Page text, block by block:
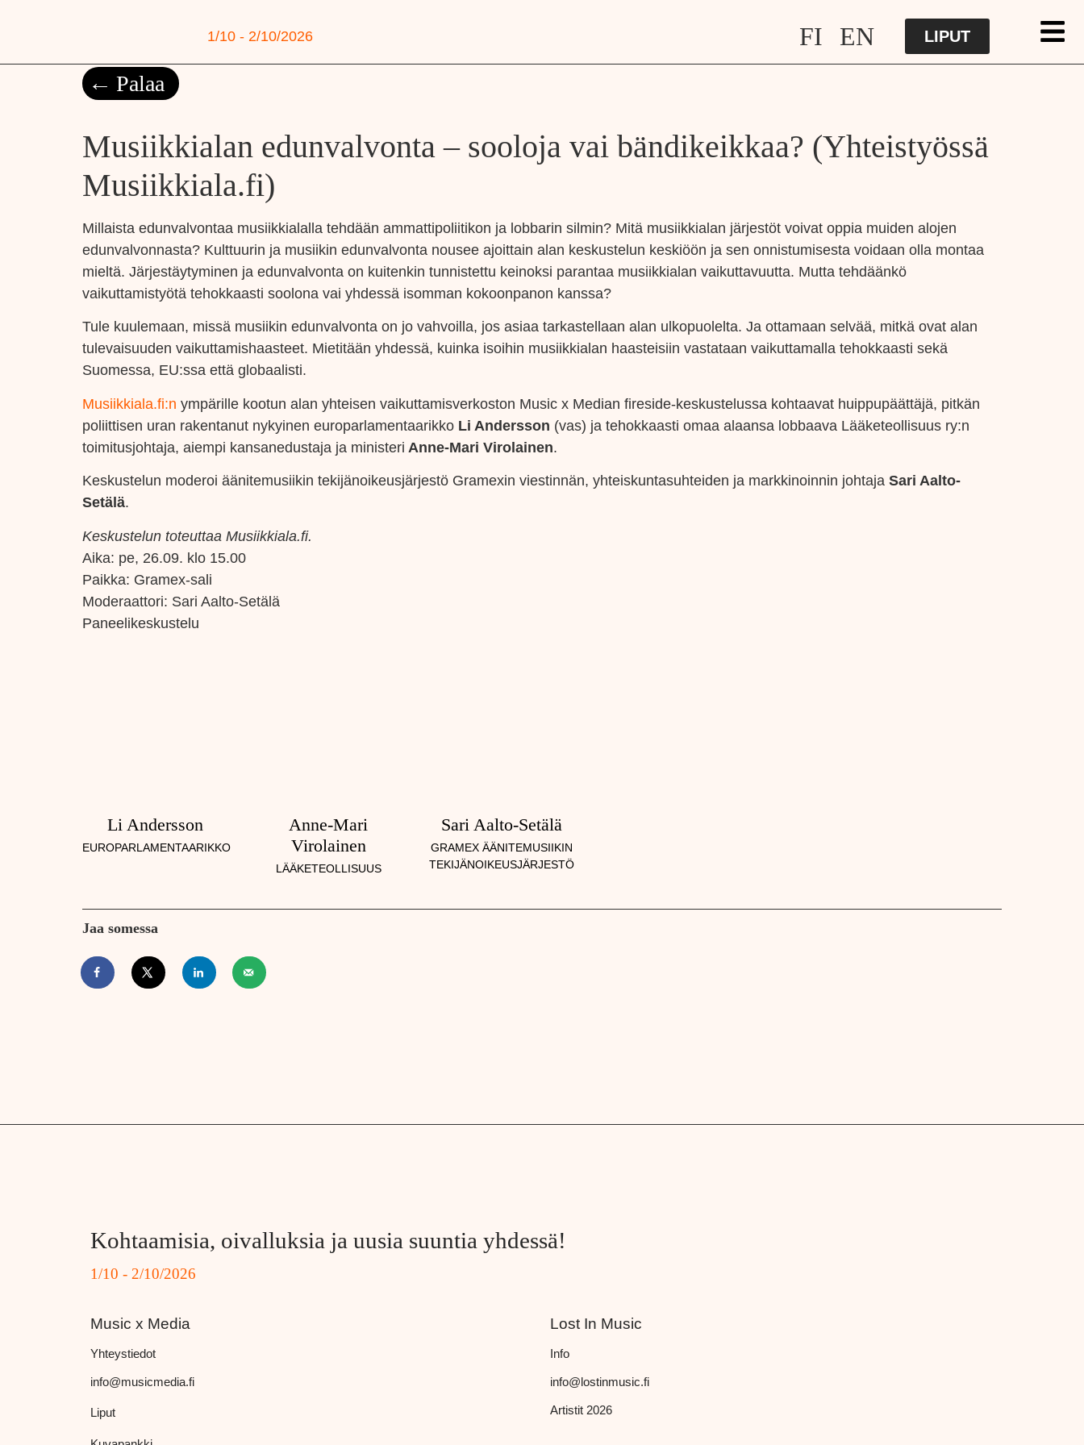
1/10 - 2/10/2026 FI EN LIPUT
Palaa
Musiikkialan edunvalvonta – sooloja vai bändikeikkaa? (Yhteistyössä
Musiikkiala.fi)
Millaista edunvalvontaa musiikkialalla tehdään ammattipoliitikon ja lobbarin silmin? Mitä musiikkialan järjestöt voivat oppia muiden alojen
edunvalvonnasta? Kulttuurin ja musiikin edunvalvonta nousee ajoittain alan keskustelun keskiöön ja sen onnistumisesta voidaan olla montaa
mieltä. Järjestäytyminen ja edunvalvonta on kuitenkin tunnistettu keinoksi parantaa musiikkialan vaikuttavuutta. Mutta tehdäänkö
vaikuttamistyötä tehokkaasti soolona vai yhdessä isomman kokoonpanon kanssa?
Tule kuulemaan, missä musiikin edunvalvonta on jo vahvoilla, jos asiaa tarkastellaan alan ulkopuolelta. Ja ottamaan selvää, mitkä ovat alan
tulevaisuuden vaikuttamishaasteet. Mietitään yhdessä, kuinka isoihin musiikkialan haasteisiin vastataan vaikuttamalla tehokkaasti sekä
Suomessa, EU:ssa että globaalisti.
Musiikkiala.fi:n ympärille kootun alan yhteisen vaikuttamisverkoston Music x Median fireside-keskustelussa kohtaavat huippupäättäjä, pitkän
poliittisen uran rakentanut nykyinen europarlamentaarikko Li Andersson (vas) ja tehokkaasti omaa alaansa lobbaava Lääketeollisuus ry:n
toimitusjohtaja, aiempi kansanedustaja ja ministeri Anne-Mari Virolainen.
Keskustelun moderoi äänitemusiikin tekijänoikeusjärjestö Gramexin viestinnän, yhteiskuntasuhteiden ja markkinoinnin johtaja Sari Aalto-
Setälä.
Keskustelun toteuttaa Musiikkiala.fi.
Aika: pe, 26.09. klo 15.00
Paikka: Gramex-sali
Moderaattori: Sari Aalto-Setälä
Paneelikeskustelu
Li Andersson
EUROPARLAMENTAARIKKO
Anne-Mari
Virolainen
LÄÄKETEOLLISUUS
Sari Aalto-Setälä
GRAMEX ÄÄNITEMUSIIKIN
TEKIJÄNOIKEUSJÄRJESTÖ
Jaa somessa
Kohtaamisia, oivalluksia ja uusia suuntia yhdessä!
1/10 - 2/10/2026
Music x Media
Yhteystiedot
info@musicmedia.fi
Liput
Lost In Music
Info
info@lostinmusic.fi
Artistit 2026